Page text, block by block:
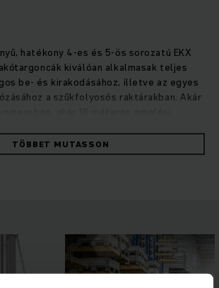
hatékony 4-es és 5-ös sorozatú EKX
kiválóan alkalmasak teljes
be- és kirakodásához, illetve az egyes
a szűkfolyosós raktárakban. Akár
könnyűszerkezetes és
szinkron reluktancia motorok első
az RFID padlóvezérlés és az intelligens
optimális menettulajdonságot és
garantálnak.Munkavégzés ülő vagy
kezelőhely az elektromosan
TÖBBET MUTASSON